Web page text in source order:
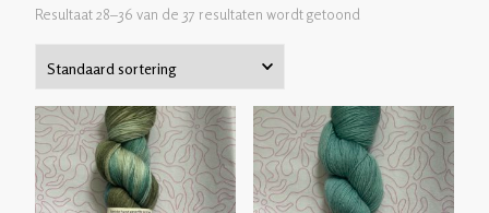
Resultaat 28–36 van de 37 resultaten wordt getoond